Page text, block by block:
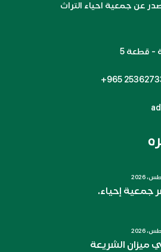
عن جمعية احياء التراث
- قطعة 5
+965
جمعية إحياء.
ميزان الشريعة